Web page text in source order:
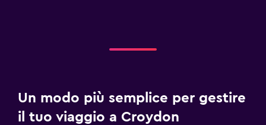
Un modo più semplice per gestire
il tuo viaggio a Croydon